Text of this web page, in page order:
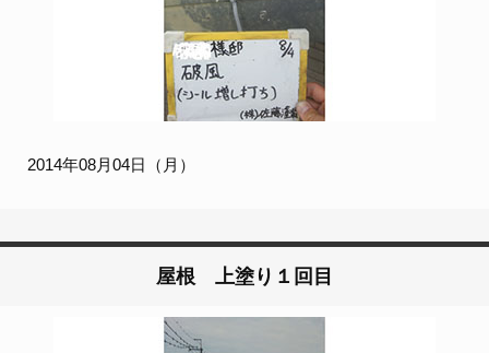
2014年08月04日（月）
屋根 上塗り１回目